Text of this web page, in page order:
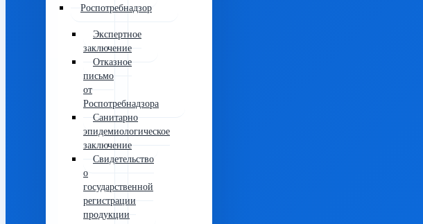
Роспотребнадзор
Экспертное
заключение
Отказное
письмо
от
Роспотребнадзора
Санитарно
эпидемиологическое
заключение
Свидетельство
о
государственной
регистрации
продукции